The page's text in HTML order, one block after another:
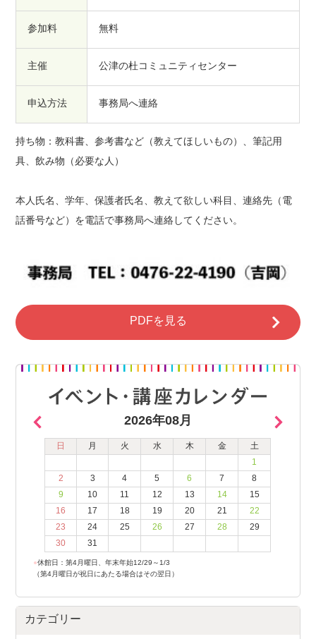
参加料 無料
主催 公津の杜コミュニティセンター
申込方法 事務局へ連絡
持ち物：教科書、参考書など（教えてほしいもの）、筆記用
具、飲み物（必要な人）
本人氏名、学年、保護者氏名、教えて欲しい科目、連絡先（電
話番号など）を電話で事務局へ連絡してください。
PDFを見る
2026年08月
日 月 火 水 木 金
土
1
2
3 4 5 6 7
8
9
10 11 12 13 14
15
16
17 18 19 20 21
22
23
24 25 26 27 28
29
30
31
●休館日：第4月曜日、年末年始12/29～1/3
（第4月曜日が祝日にあたる場合はその翌日）
カテゴリー